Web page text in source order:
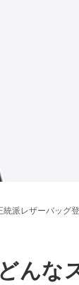
派レザーバッグ
んな